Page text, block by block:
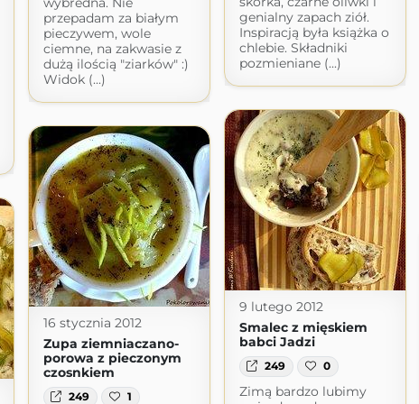
genialny zapach ziół.
Inspiracją była książka o
chlebie. Składniki
pozmieniane (...)
przepadam za białym
pieczywem, wole
ciemne, na zakwasie z
dużą ilością "ziarków" :)
Widok (...)
9 lutego 2012
Smalec z mięskiem
babci Jadzi
249 0
Zimą bardzo lubimy
16 stycznia 2012
Zupa ziemniaczano-
porowa z pieczonym
czosnkiem
249 1